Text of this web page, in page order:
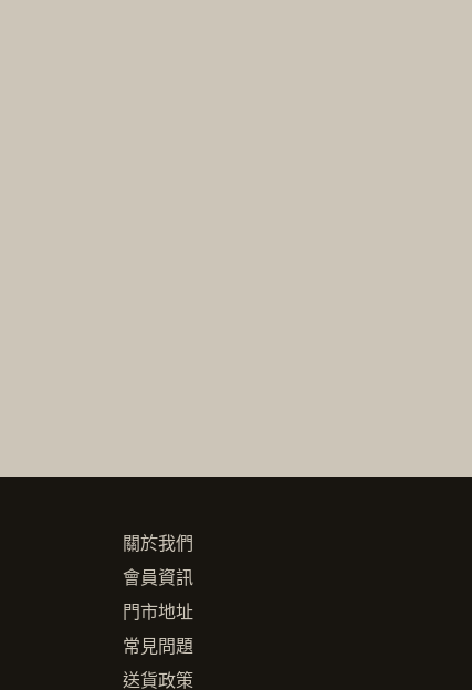
關於我們
會員資訊
門市地址
常見問題
送貨政策